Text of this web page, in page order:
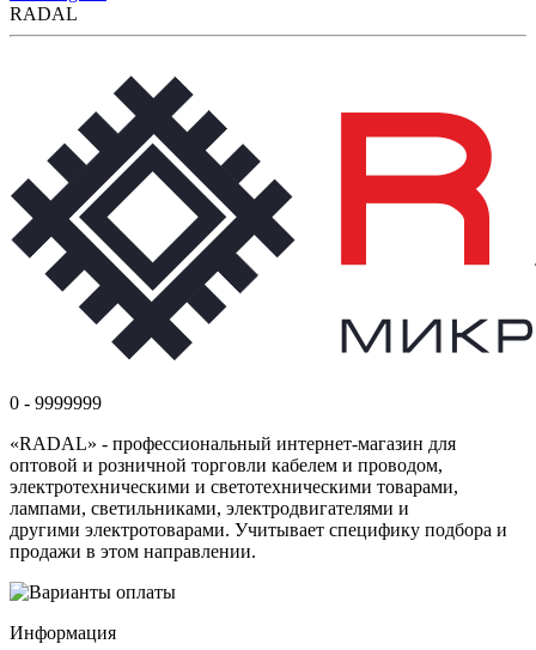
RADAL
0 - 9999999
«RADAL» - профессиональный интернет-магазин для
оптовой и розничной торговли кабелем и проводом,
электротехническими и светотехническими товарами,
лампами, светильниками, электродвигателями и
другими электротоварами. Учитывает специфику подбора и
продажи в этом направлении.
Информация